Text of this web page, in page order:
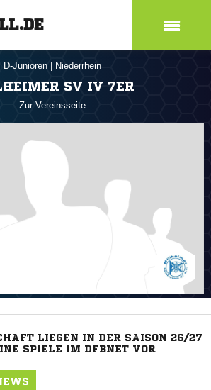
D-Junioren Niederrhein
SV IV 7ER
Zur Vereinsseite
LIEGEN IN DER SAISON 26/27
SPIELE IM DFBNET VOR